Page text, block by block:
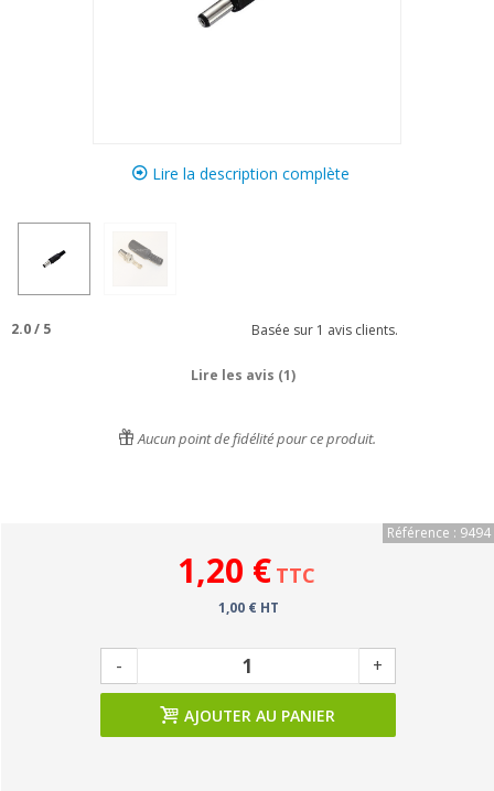
Lire la description complète
2.0/ 5 Basée sur 1 avis clients.
Lire les avis (1)
Aucun point de fidélité pour ce produit.
Référence : 9494
1,20 € TTC
1,00 € HT
- +
AJOUTER AU PANIER